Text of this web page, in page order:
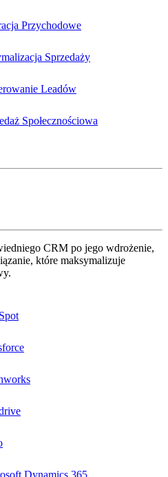
Przychodowe
Sprzedaży
Leadów
Społecznościowa
CRM po jego wdrożenie,
które maksymalizuje
Dynamics 365